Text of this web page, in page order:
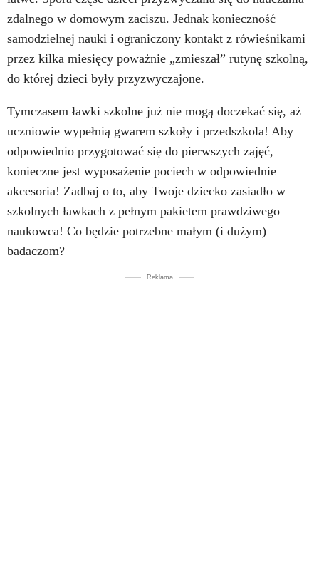
zdalnego w domowym zaciszu. Jednak konieczność
samodzielnej nauki i ograniczony kontakt z rówieśnikami
przez kilka miesięcy poważnie „zmieszał” rutynę szkolną,
do której dzieci były przyzwyczajone.
Tymczasem ławki szkolne już nie mogą doczekać się, aż
uczniowie wypełnią gwarem szkoły i przedszkola! Aby
odpowiednio przygotować się do pierwszych zajęć,
konieczne jest wyposażenie pociech w odpowiednie
akcesoria! Zadbaj o to, aby Twoje dziecko zasiadło w
szkolnych ławkach z pełnym pakietem prawdziwego
naukowca! Co będzie potrzebne małym (i dużym)
badaczom?
Reklama